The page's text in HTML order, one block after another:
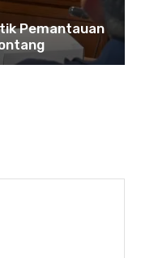
Pemantauan